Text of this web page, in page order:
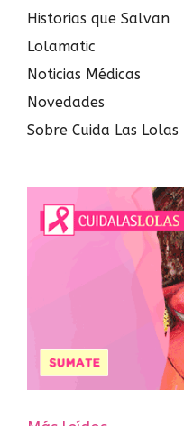
Historias que Salvan
Lolamatic
Noticias Médicas
Novedades
Sobre Cuida Las Lolas